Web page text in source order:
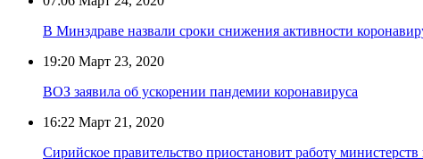
В Минздраве назвали сроки снижения активности
19:20 Март 23, 2020
ВОЗ заявила об ускорении пандемии коронавируса
16:22 Март 21, 2020
Сирийское правительство приостановит работу министерств